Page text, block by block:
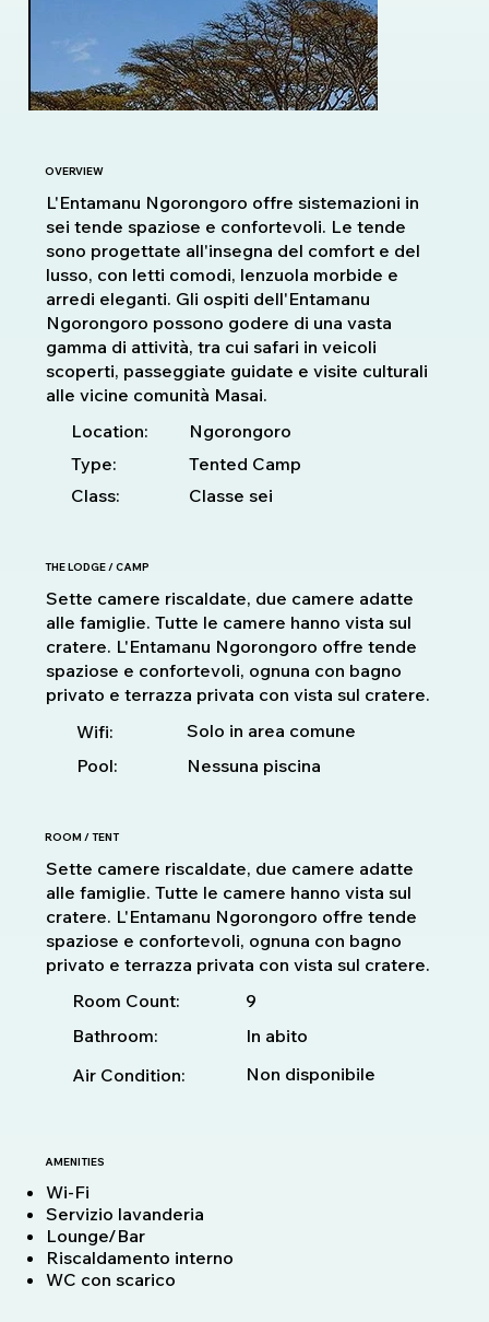
OVERVIEW
L'Entamanu Ngorongoro offre sistemazioni in
sei tende spaziose e confortevoli. Le tende
sono progettate all'insegna del comfort e del
lusso, con letti comodi, lenzuola morbide e
arredi eleganti. Gli ospiti dell'Entamanu
Ngorongoro possono godere di una vasta
gamma di attività, tra cui safari in veicoli
scoperti, passeggiate guidate e visite culturali
alle vicine comunità Masai.
Location:
Ngorongoro
Type:
Tented Camp
Class:
Classe sei
THE LODGE / CAMP
Sette camere riscaldate, due camere adatte
alle famiglie. Tutte le camere hanno vista sul
cratere. L'Entamanu Ngorongoro offre tende
spaziose e confortevoli, ognuna con bagno
privato e terrazza privata con vista sul cratere.
Wifi:
Solo in area comune
Pool:
Nessuna piscina
ROOM / TENT
Sette camere riscaldate, due camere adatte
alle famiglie. Tutte le camere hanno vista sul
cratere. L'Entamanu Ngorongoro offre tende
spaziose e confortevoli, ognuna con bagno
privato e terrazza privata con vista sul cratere.
Room Count:
9
Bathroom:
In abito
Air Condition:
Non disponibile
AMENITIES
Wi-Fi
Servizio lavanderia
Lounge/Bar
Riscaldamento interno
WC con scarico